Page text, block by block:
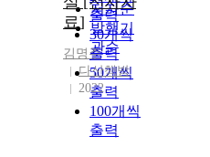
저자순
발행기
관순
출력
30개씩
출력
50개씩
출력
100개씩
출력
료]
김명주
다산책방
2022